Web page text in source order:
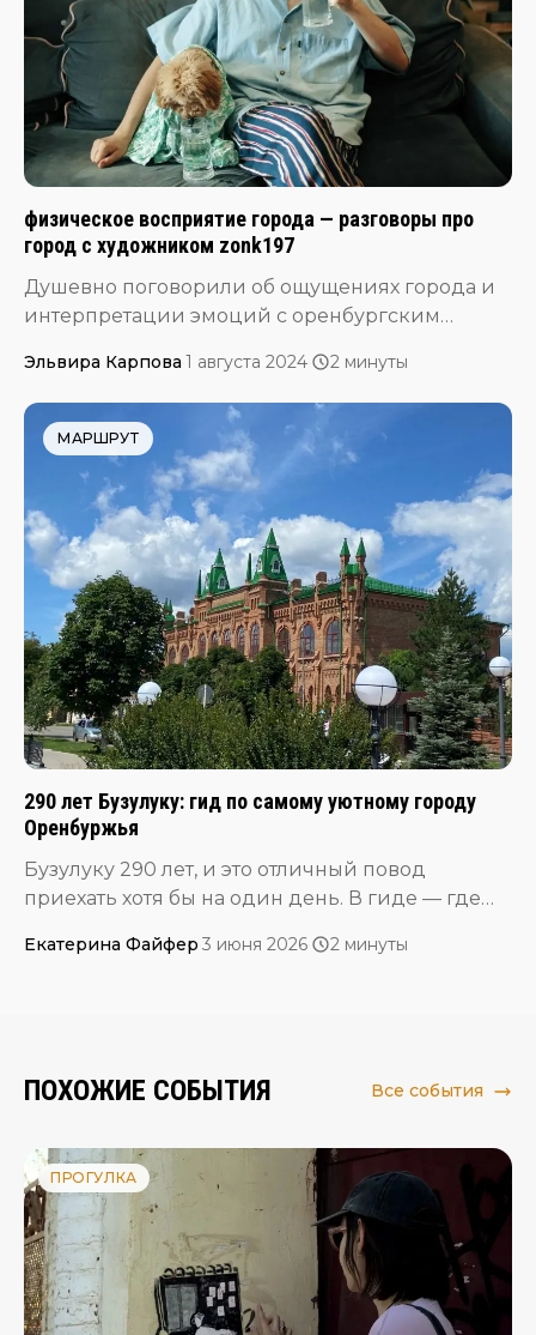
физическое восприятие города — разговоры про
город с художником zonk197
Душевно поговорили об ощущениях города и
интерпретации эмоций с оренбургским
его наверняка знаете по кассетам на улицах
Оренбурга (самая известная была на входе в
Метод), стенке в Jawsspot и фирменной
линейной графике. Мы познакомились с
Димой на подготовке к выставке молодых
художников в 2022 году. С тех пор я с
интересом наблюдаю за его творческим
развитием и читаю заметки в телеграм-канале.
Эльвира Карпова 1 августа 2024 2 минуты
МАРШРУТ
290 лет Бузулуку: гид по самому уютному городу
Оренбуржья
Бузулуку 290 лет, и это отличный повод
приехать хотя бы на один день. В гиде — где
деревянному модерну, пообедать в ресторане
купеческом особняке.
Екатерина Файфер 3 июня 2026 2 минуты
ПОХОЖИЕ СОБЫТИЯ Все события
ПРОГУЛКА